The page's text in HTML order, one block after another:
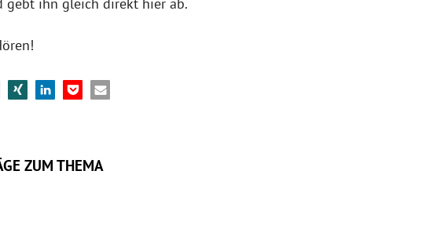
ZUM THEMA